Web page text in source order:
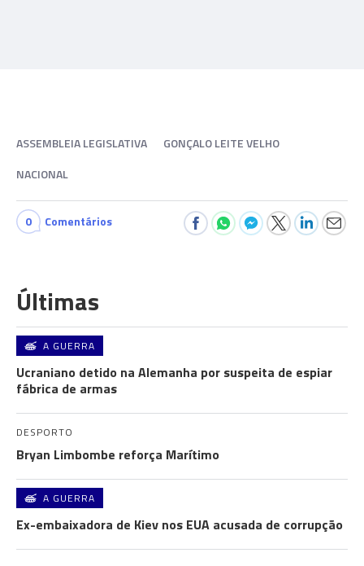
ASSEMBLEIA LEGISLATIVA
GONÇALO LEITE VELHO
NACIONAL
0 Comentários
Últimas
A GUERRA
Ucraniano detido na Alemanha por suspeita de espiar
fábrica de armas
DESPORTO
Bryan Limbombe reforça Marítimo
A GUERRA
Ex-embaixadora de Kiev nos EUA acusada de corrupção